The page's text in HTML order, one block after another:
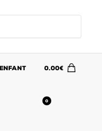
ENFANT 0.00€
0